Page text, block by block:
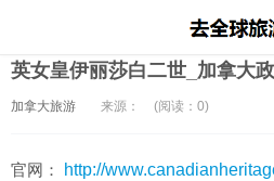
英女皇伊丽莎白二世_加拿大
加拿大旅游 来源： (阅读：0)
官网：
http://